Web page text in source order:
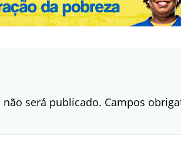
será publicado. Campos